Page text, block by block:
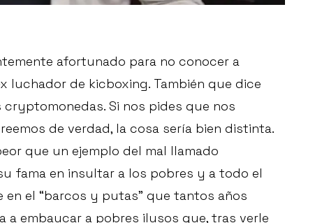
afortunado para no conocer a
luchador de kicboxing. También que dice
Si nos pides que nos
de verdad, la cosa sería bien distinta.
que un ejemplo del mal llamado
fama en insultar a los pobres y a todo el
el “barcos y putas” que tantos años
a embaucar a pobres ilusos que, tras verle